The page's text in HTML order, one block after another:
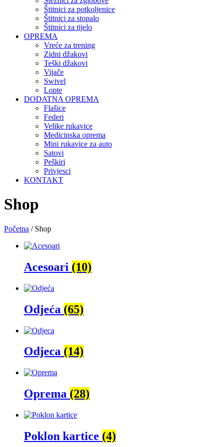
Štitnici za potkoljenice
Štitnici za stopalo
Štitnici za tijelo
OPREMA
Vreće za trening
Zidni džakovi
Teški džakovi
Vijače
Swivel
Lopte
DODATNA OPREMA
Flašice
Federi
Velike rukavice
Medicinska oprema
Mini rukavice za auto
Satovi
Peškiri
Privjesci
KONTAKT
Shop
Početna / Shop
Acesoari (10)
Odjeća (65)
Odjeca (14)
Oprema (28)
Poklon kartice (4)